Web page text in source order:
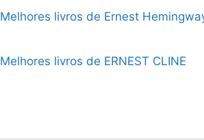
Melhores livros de Ernest
Melhores livros de ERNEST CLINE